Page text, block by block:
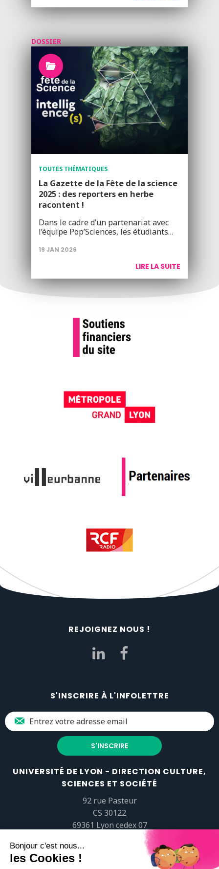
DOSSIER
TOUTES THÉMATIQUES
La Gazette de la Fête de la science
2025 : des reporters en herbe
racontent !
Dans le cadre d’un partenariat avec
l’équipe Pop’Sciences, les étudiants…
19 JAN 2026
LIRE LA SUITE
REJOIGNEZ NOUS !
S'INSCRIRE À L'INFOLETTRE
UNIVERSITÉ DE LYON - DIRECTION CULTURE,
SCIENCES ET SOCIÉTÉ
92 rue Pasteur
CS 30122
69361 Lyon cedex 07
popsciences@universite-lyon.fr
Tél.+33 (0)4 37 37 82 01